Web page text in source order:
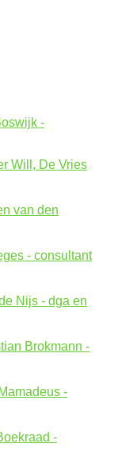
-
Will, De Vries
van den
- consultant
Nijs - dga en
Brokmann -
-
-